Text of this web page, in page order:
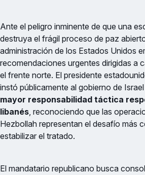
Ante el peligro inminente de que una
destruya el frágil proceso de paz
administración de los Estados Unidos
recomendaciones urgentes dirigidas a
el frente norte. El presidente
instó públicamente al gobierno de
mayor responsabilidad táctica
libanés, reconociendo que las
Hezbollah representan el desafío más
estabilizar el tratado.
El mandatario republicano busca